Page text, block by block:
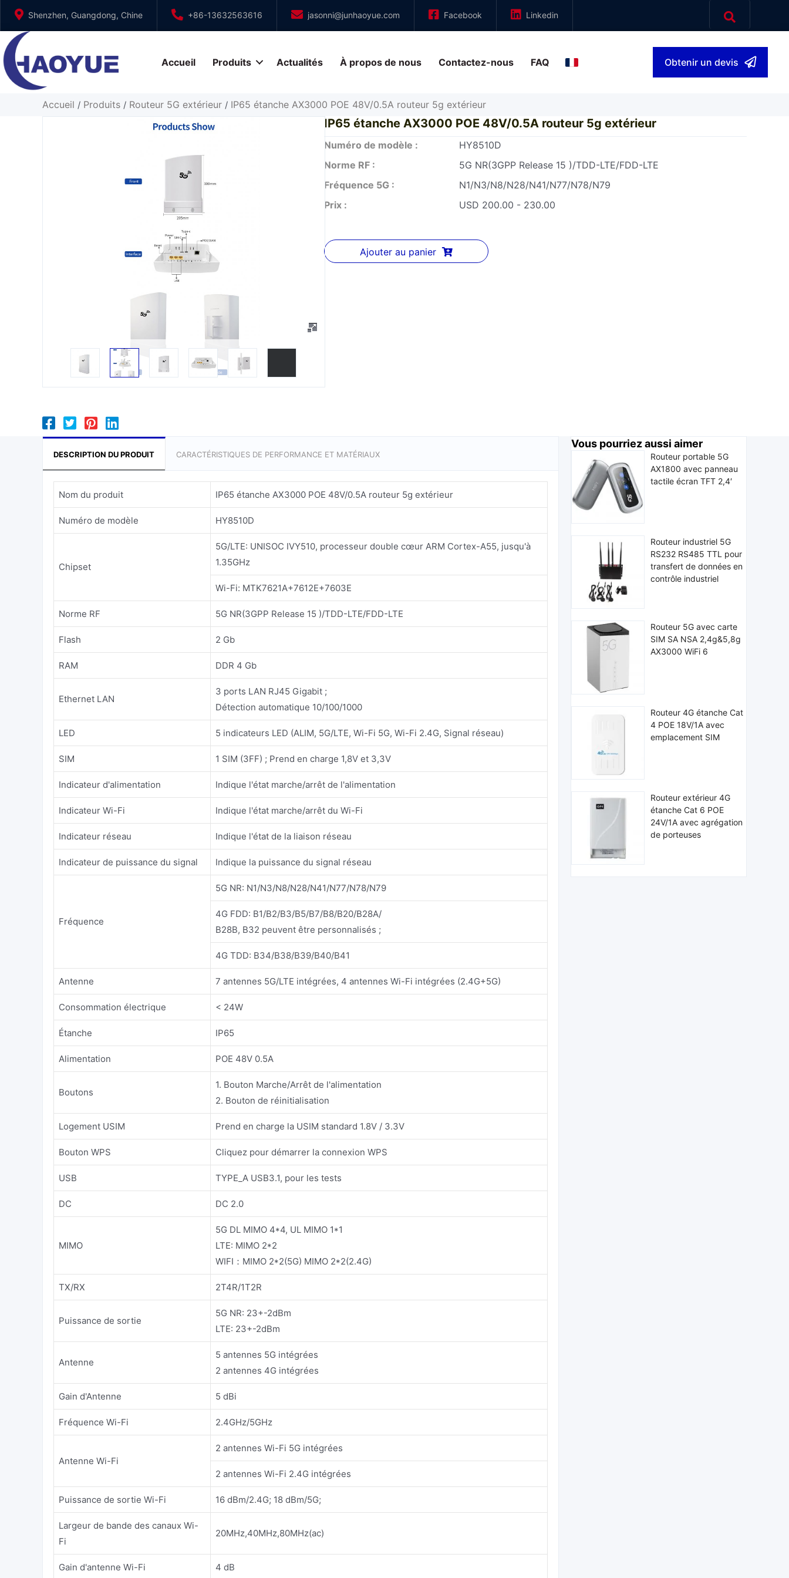
Aller
contenu
Shenzhen, Guangdong, Chine +86-13632563616 jasonni@junhaoyue.com Facebook Linkedin
Accueil Produits Actualités À propos de nous Contactez-nous FAQ Obtenir un devis
Accueil / Produits / Routeur 5G extérieur / IP65 étanche AX3000 POE 48V/0.5A routeur 5g extérieur
IP65 étanche AX3000 POE 48V/0.5A routeur 5g extérieur
Numéro de modèle :
HY8510D
Norme RF :
5G NR(3GPP Release 15 )/TDD-LTE/FDD-LTE
Fréquence 5G :
N1/N3/N8/N28/N41/N77/N78/N79
Prix :
USD 200.00 - 230.00
Ajouter au panier
DESCRIPTION DU PRODUIT CARACTÉRISTIQUES DE PERFORMANCE ET MATÉRIAUX
Nom du produit IP65 étanche AX3000 POE 48V/0.5A routeur 5g extérieur
Numéro de modèle HY8510D
Chipset
5G/LTE: UNISOC IVY510, processeur double cœur ARM Cortex-A55, jusqu'à
1.35GHz
Wi-Fi: MTK7621A+7612E+7603E
Norme RF 5G NR(3GPP Release 15 )/TDD-LTE/FDD-LTE
Flash 2 Gb
RAM DDR 4 Gb
Ethernet LAN
3 ports LAN RJ45 Gigabit ;
Détection automatique 10/100/1000
LED 5 indicateurs LED (ALIM, 5G/LTE, Wi-Fi 5G, Wi-Fi 2.4G, Signal réseau)
SIM 1 SIM (3FF) ; Prend en charge 1,8V et 3,3V
Indicateur d'alimentation Indique l'état marche/arrêt de l'alimentation
Indicateur Wi-Fi Indique l'état marche/arrêt du Wi-Fi
Indicateur réseau Indique l'état de la liaison réseau
Indicateur de puissance du signal Indique la puissance du signal réseau
Fréquence
5G NR: N1/N3/N8/N28/N41/N77/N78/N79
4G FDD: B1/B2/B3/B5/B7/B8/B20/B28A/
B28B, B32 peuvent être personnalisés ;
4G TDD: B34/B38/B39/B40/B41
Antenne 7 antennes 5G/LTE intégrées, 4 antennes Wi-Fi intégrées (2.4G+5G)
Consommation électrique < 24W
Étanche IP65
Alimentation POE 48V 0.5A
Boutons
1. Bouton Marche/Arrêt de l'alimentation
2. Bouton de réinitialisation
Logement USIM Prend en charge la USIM standard 1.8V / 3.3V
Bouton WPS Cliquez pour démarrer la connexion WPS
USB TYPE_A USB3.1, pour les tests
DC DC 2.0
MIMO
5G DL MIMO 4*4, UL MIMO 1*1
LTE: MIMO 2*2
WIFI：MIMO 2*2(5G) MIMO 2*2(2.4G)
TX/RX 2T4R/1T2R
Puissance de sortie
5G NR: 23+-2dBm
LTE: 23+-2dBm
Antenne
5 antennes 5G intégrées
2 antennes 4G intégrées
Gain d'Antenne 5 dBi
Fréquence Wi-Fi 2.4GHz/5GHz
Antenne Wi-Fi
2 antennes Wi-Fi 5G intégrées
2 antennes Wi-Fi 2.4G intégrées
Puissance de sortie Wi-Fi 16 dBm/2.4G; 18 dBm/5G;
Largeur de bande des canaux Wi-
Fi
20MHz,40MHz,80MHz(ac)
Gain d'antenne Wi-Fi 4 dB
Vous pourriez aussi aimer
Routeur portable 5G
AX1800 avec panneau
tactile écran TFT 2,4′
Routeur industriel 5G
RS232 RS485 TTL pour
transfert de données en
contrôle industriel
Routeur 5G avec carte
SIM SA NSA 2,4g&5,8g
AX3000 WiFi 6
Routeur 4G étanche Cat
4 POE 18V/1A avec
emplacement SIM
Routeur extérieur 4G
étanche Cat 6 POE
24V/1A avec agrégation
de porteuses